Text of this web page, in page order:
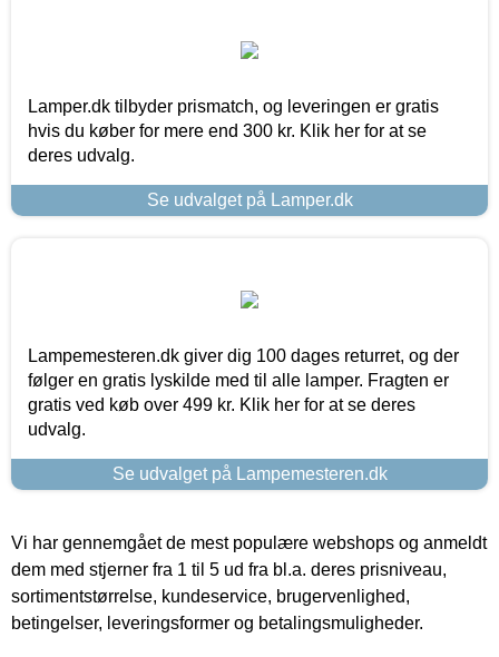
Lamper.dk tilbyder prismatch, og leveringen er gratis
hvis du køber for mere end 300 kr. Klik her for at se
deres udvalg.
Se udvalget på Lamper.dk
Lampemesteren.dk giver dig 100 dages returret, og der
følger en gratis lyskilde med til alle lamper. Fragten er
gratis ved køb over 499 kr. Klik her for at se deres
udvalg.
Se udvalget på Lampemesteren.dk
Vi har gennemgået de mest populære webshops og anmeldt
dem med stjerner fra 1 til 5 ud fra bl.a. deres prisniveau,
sortimentstørrelse, kundeservice, brugervenlighed,
betingelser, leveringsformer og betalingsmuligheder.